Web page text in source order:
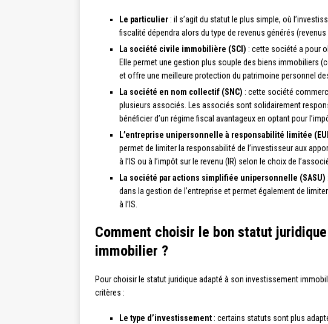
Le particulier : il s’agit du statut le plus simple, où
fiscalité dépendra alors du type de revenus générés
La société civile immobilière (SCI) : cette société a pour
Elle permet une gestion plus souple des biens immobiliers
et offre une meilleure protection du patrimoine personnel
La société en nom collectif (SNC) : cette société
plusieurs associés. Les associés sont solidairement
bénéficier d’un régime fiscal avantageux en optant pour
L’entreprise unipersonnelle à responsabilité limitée
permet de limiter la responsabilité de l’investisseur aux
à l’IS ou à l’impôt sur le revenu (IR) selon le choix de
La société par actions simplifiée unipersonnelle (SASU)
dans la gestion de l’entreprise et permet également de
à l’IS.
Comment choisir le bon statut
immobilier ?
Pour choisir le statut juridique adapté à son investissement
critères :
Le type d’investissement : certains statuts sont plus